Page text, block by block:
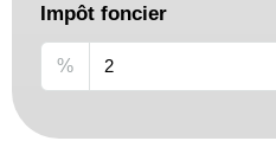
Impôt foncier
%